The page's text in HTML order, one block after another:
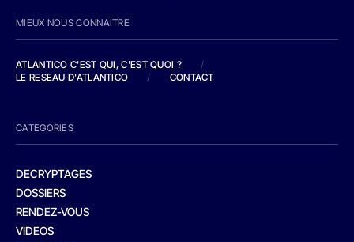
MIEUX NOUS CONNAITRE
ATLANTICO C'EST QUI, C'EST QUOI ?
/
LE RESEAU D'ATLANTICO
/ CONTACT
CATEGORIES
DECRYPTAGES
DOSSIERS
RENDEZ-VOUS
VIDEOS